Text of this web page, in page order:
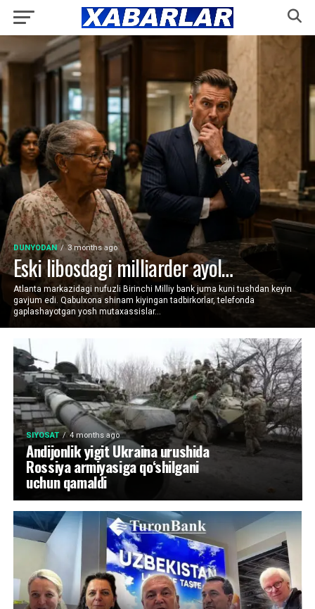
DUNYODAN 3 months ago
Eski libosdagi milliarder ayol…
Atlanta markazidagi nufuzli Birinchi Milliy bank juma kuni tushdan keyin
gavjum edi. Qabulxona shinam kiyingan tadbirkorlar, telefonda
gaplashayotgan yosh mutaxassislar...
SIYOSAT 4 months ago
Andijonlik yigit Ukraina urushida
Rossiya armiyasiga qo‘shilgani
uchun qamaldi